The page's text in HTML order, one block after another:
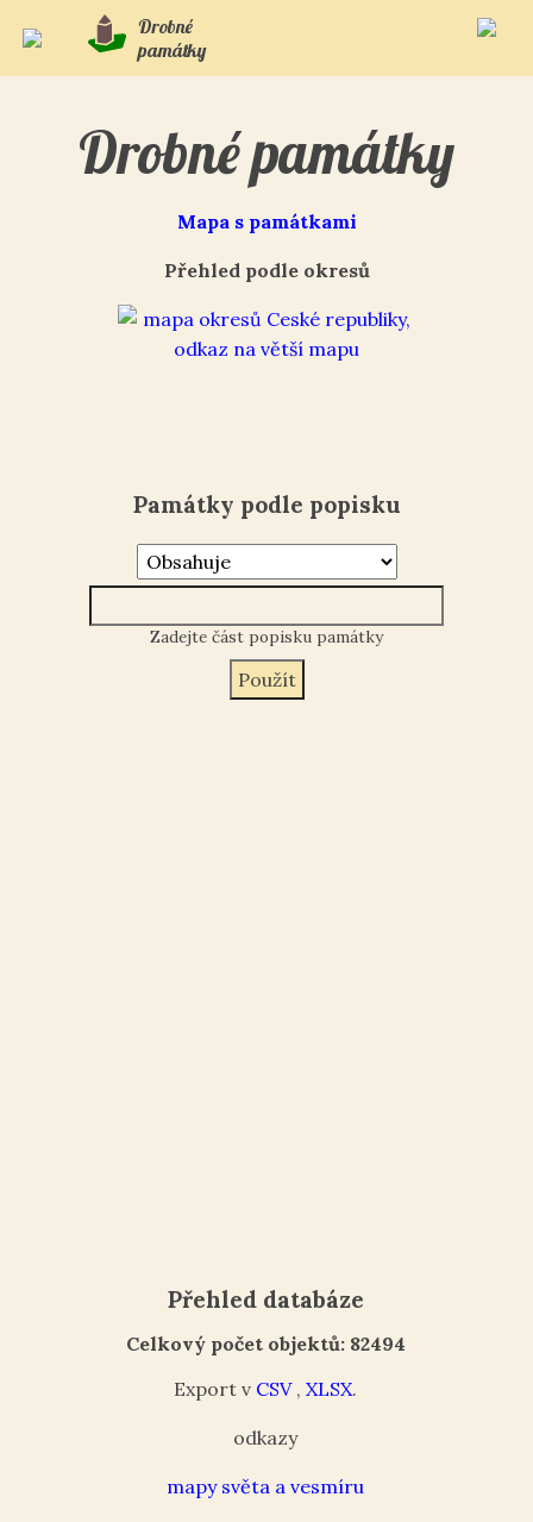
Drobné
památky
Drobné památky
Mapa s památkami
Přehled podle okresů
Památky podle popisku
Zadejte část popisku památky
Přehled databáze
Celkový počet objektů: 82494
Export v CSV, XLSX.
odkazy
mapy světa a vesmíru